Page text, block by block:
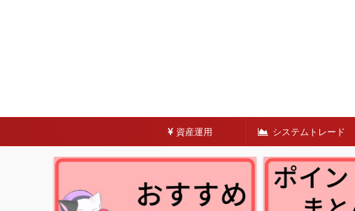
資産運用 システムトレード